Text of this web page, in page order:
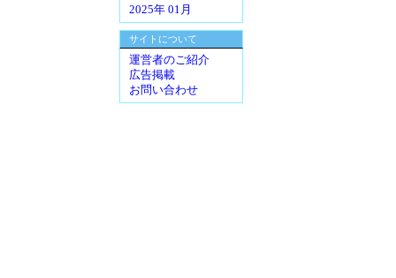
2025年 01月
サイトについて
運営者のご紹介
広告掲載
お問い合わせ